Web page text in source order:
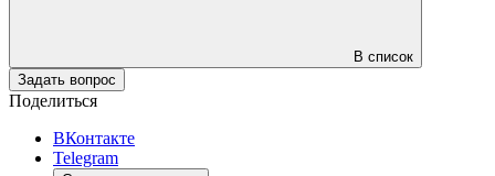
В список
Задать вопрос
Поделиться
ВКонтакте
Telegram